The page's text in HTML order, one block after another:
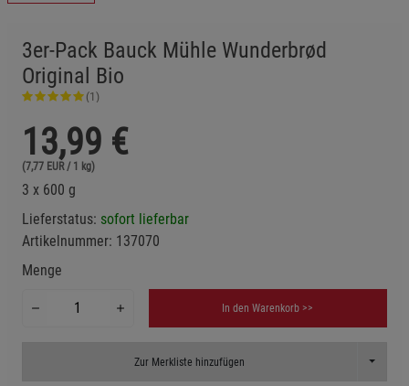
3er-Pack Bauck Mühle Wunderbrød
Original Bio
(1)
13,99 €
(7,77 EUR / 1 kg)
3 x 600 g
Lieferstatus: sofort lieferbar
Artikelnummer: 137070
Menge
In den Warenkorb >>
Zur Merkliste hinzufügen Toggle